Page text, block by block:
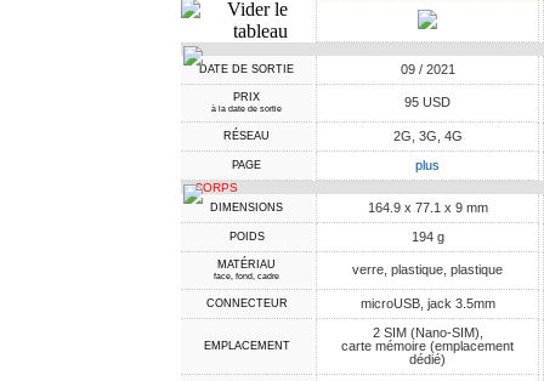
DATE DE SORTIE 09 / 2021
PRIX
à la date de sortie 95 USD
RÉSEAU 2G, 3G, 4G
PAGE plus
CORPS
DIMENSIONS 164.9 x 77.1 x 9 mm
POIDS 194 g
MATÉRIAU
face, fond, cadre verre, plastique, plastique
CONNECTEUR microUSB, jack 3.5mm
EMPLACEMENT
2 SIM (Nano-SIM),
carte mémoire (emplacement
dédié)